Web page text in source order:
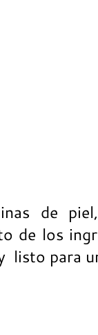
de
de los
listo para